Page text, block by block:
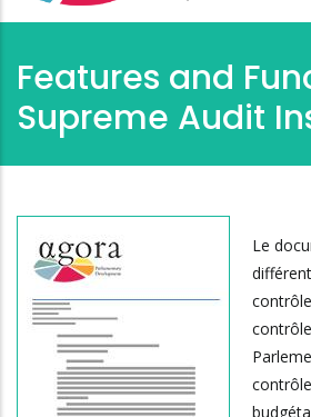
Features and
Supreme Audit
Le